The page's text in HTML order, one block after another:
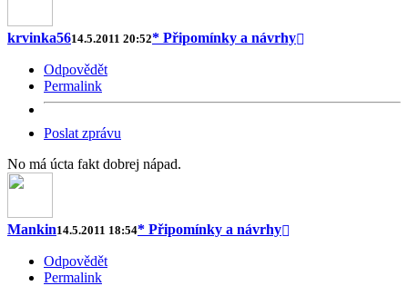
krvinka5614.5.2011 20:52* Připomínky a návrhy
Odpovědět
Permalink
Poslat zprávu
No má úcta fakt dobrej nápad.
Mankin14.5.2011 18:54* Připomínky a návrhy
Odpovědět
Permalink